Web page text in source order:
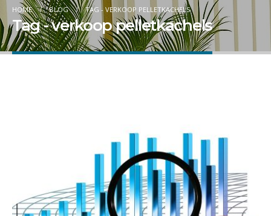
HOME BLOG TAG - VERKOOP PELLETKACHELS
Tag - verkoop pelletkachels